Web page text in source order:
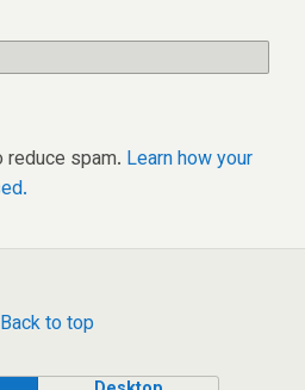
spam. Learn how your
Back to top